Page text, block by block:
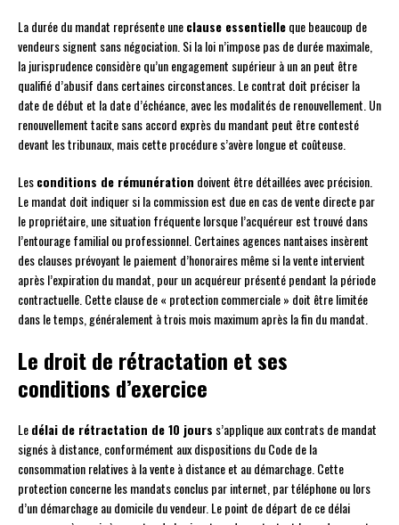
La durée du mandat représente uneclause essentielleque beaucoup de
vendeurs signent sans négociation. Si la loi n’impose pas de durée maximale,
la jurisprudence considère qu’un engagement supérieur à un an peut être
qualifié d’abusif dans certaines circonstances. Le contrat doit préciser la
date de début et la date d’échéance, avec les modalités de renouvellement. Un
renouvellement tacite sans accord exprès du mandant peut être contesté
devant les tribunaux, mais cette procédure s’avère longue et coûteuse.
Lesconditions de rémunération doivent être détaillées avec précision.
Le mandat doit indiquer si la commission est due en cas de vente directe par
le propriétaire, une situation fréquente lorsque l’acquéreur est trouvé dans
l’entourage familial ou professionnel. Certaines agences nantaises insèrent
des clauses prévoyant le paiement d’honoraires même si la vente intervient
après l’expiration du mandat, pour un acquéreur présenté pendant la période
contractuelle. Cette clause de « protection commerciale » doit être limitée
dans le temps, généralement à trois mois maximum après la fin du mandat.
Le droit de rétractation et ses
conditions d’exercice
Ledélai de rétractation de 10 jours s’applique aux contrats de mandat
signés à distance, conformément aux dispositions du Code de la
consommation relatives à la vente à distance et au démarchage. Cette
protection concerne les mandats conclus par internet, par téléphone ou lors
d’un démarchage au domicile du vendeur. Le point de départ de ce délai